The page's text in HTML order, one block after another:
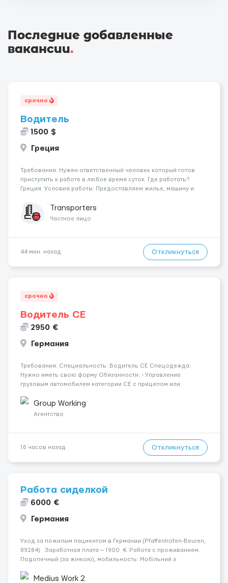
Последние добавленные
вакансии.
срочно
Водитель
1500 $
Греция
Требования: Нужен ответственный человек который готов
приступить к работе в любое время суток Где работать?
Греция Условия работы: Предоставляем жилье, машину и
Transporters
Частное лицо
44 мин. назад Откликнуться
срочно
Водитель СЕ
2950 €
Германия
Требования: Специальность: Водитель СЕ Спецодежда:
Нужно иметь свою форму Обязанности: - Управление
грузовым автомобилем категории CE с прицепом или
установленным маршрутам в соответствии с транспортными
документами; - Обеспечение безоп...
Group Working
Агентство
16 часов назад Откликнуться
Работа сиделкой
6000 €
Германия
Уход за пожилым пациентом в Германии (Pfaffenhofen-Beuren,
89284) Заработная плата — 1900 €. Работа с проживанием.
Подопечный (за жінкою), мобильность: Мобільний з
Початкова стадія деменції. Ночью: Прокидаєть...
Medius Work 2